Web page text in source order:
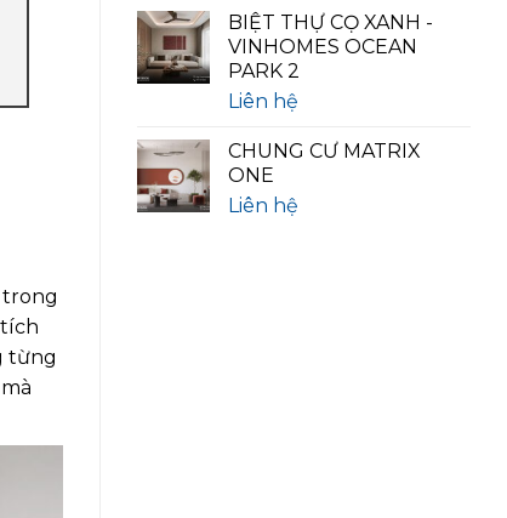
trong
từng
BIỆT THỰ CỌ XANH -
VINHOMES OCEAN
PARK 2
Liên hệ
CHUNG CƯ MATRIX
ONE
Liên hệ